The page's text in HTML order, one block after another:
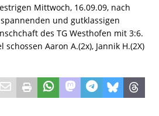
Mittwoch, 16.09.09, nach
und gutklassigen
des TG Westhofen mit 3:6.
Aaron A.(2x), Jannik H.(2X)